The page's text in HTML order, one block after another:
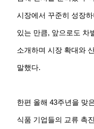
시장에서 꾸준히 성장
있는 만큼, 앞으로도 차
소개하며 시장 확대와
말했다.
한편 올해 43주년을 맞
식품 기업들의 교류 촉